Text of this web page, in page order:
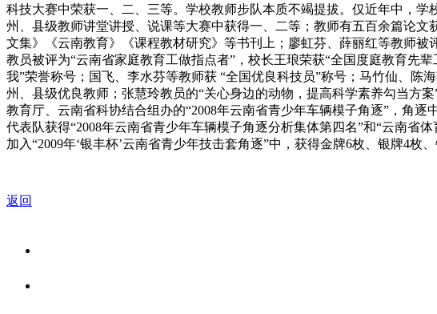
科技大赛中荣获一、二、三等。学校教师步队本质不竭提拔。仅近年中，
州、县级教师讲堂讲授、说课等大赛中获得一、二等；教师有五百余篇论
文集》《云南教育》《课程教材研究》等书刊上；廖虹芬、薛丽红等教师
教员被评为“云南省家庭教育工做指点者”，校长王琅荣获“全国度庭教育先
我”荣誉称号；国飞、李水芬等教师获 “全国优良科技员”称号；马竹仙、
州、县级优良教师；张慧玲教员的“关心身边的动物，提高科学素养勾当方
教育厅、云南省科协结合组办的“2008年云南省青少年车辆模子角逐”，角
代表队获得“2008年云南省青少年车辆模子角逐分析集体第四名”和“云南省
加入“2009年‘银丰杯’云南省青少年技击套角逐”中，获得金牌6枚、银牌4
返回